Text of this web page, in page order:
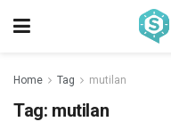
Home Tag mutilan
Tag: mutilan